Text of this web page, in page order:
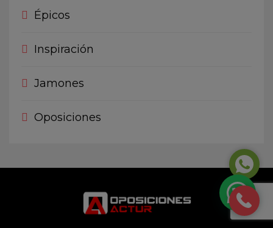
Épicos
Inspiración
Jamones
Oposiciones